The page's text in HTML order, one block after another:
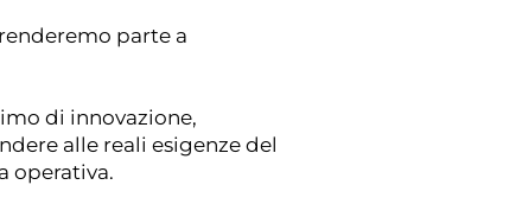
parte a
di innovazione,
alle reali esigenze del
operativa.